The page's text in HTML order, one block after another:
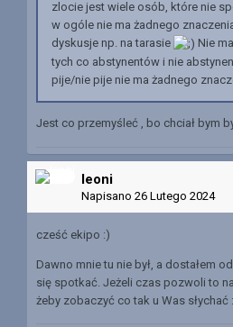
zlocie jest wiele osób, które nie
w ogóle nie ma żadnego
dyskusje np. na tarasie
Nie
tych co abstynentów i nie
pije/nie pije nie ma żadnego
Jest co przemyśleć , bo chciał bym
leoni
Napisano 26 Lutego 2024
cześć ekipo :)
Dawno mnie tu nie był, a dostałem od
się spotkać. Jeżeli czas pozwoli to
żeby zobaczyć co tak u Was słychać